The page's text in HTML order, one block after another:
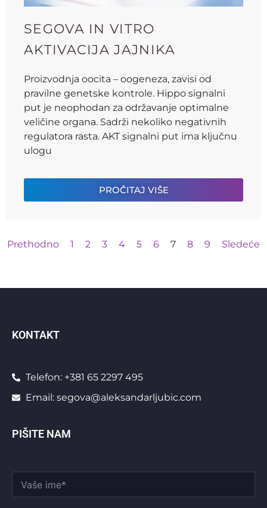
SEGOVA IN VITRO
AKTIVACIJA JAJNIKA
Proizvodnja oocita – oogeneza, zavisi od
pravilne genetske kontrole. Hippo signalni
put je neophodan za održavanje optimalne
veličine organa. Sadrži nekoliko negativnih
regulatora rasta. AKT signalni put ima ključnu
ulogu
PROČITAJ VIŠE
Prethodno 1 2 3 4 5 6 7 8 9 Sledeće
KONTAKT
Telefon: +381 65 2297 495
Email: segova@aleksandarljubic.com
PIŠITE NAM
V
š